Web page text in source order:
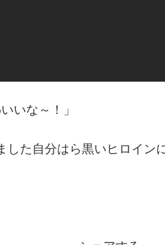
いな～！」
した自分はら黒いヒロイン